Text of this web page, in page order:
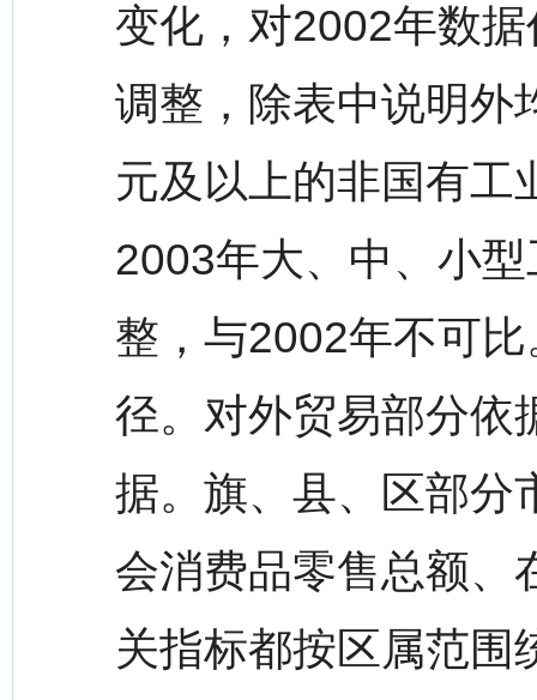
变化，对2002年数
调整，除表中说明外
元及以上的非国有工
2003年大、中、小
整，与2002年不可
径。对外贸易部分依
据。旗、县、区部分
会消费品零售总额、
关指标都按区属范围